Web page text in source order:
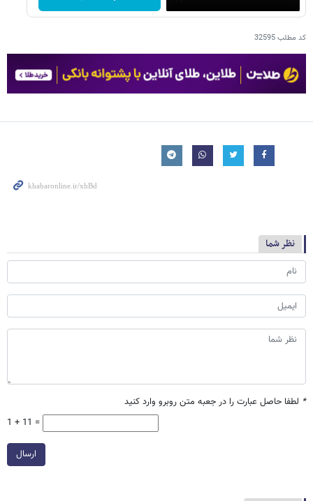
کد مطلب32595
نظر شما
* لطفا حاصل عبارت را در جعبه متن روبرو وارد کنید
1 + 11 =
ارسال